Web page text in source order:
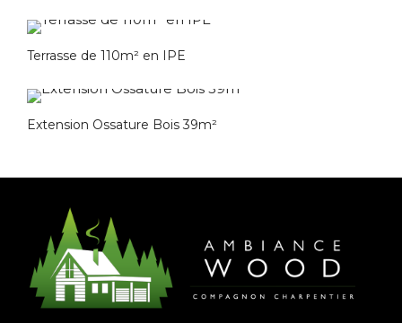
Terrasse de 110m² en IPE
Extension Ossature Bois 39m²